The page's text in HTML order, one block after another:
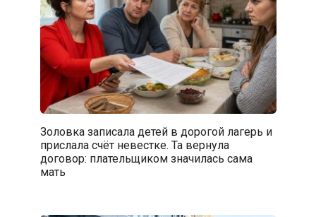
Золовка записала детей в дорогой лагерь и
прислала счёт невестке. Та вернула
договор: плательщиком значилась сама
мать